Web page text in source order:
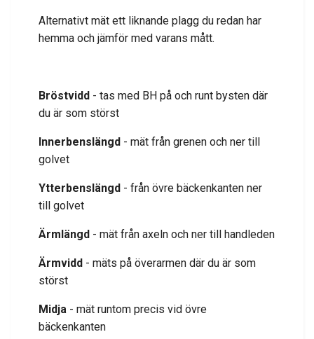
Alternativt mät ett liknande plagg du redan har
hemma och jämför med varans mått.
Bröstvidd - tas med BH på och runt bysten där
du är som störst
Innerbenslängd - mät från grenen och ner till
golvet
Ytterbenslängd - från övre bäckenkanten ner
till golvet
Ärmlängd - mät från axeln och ner till handleden
Ärmvidd - mäts på överarmen där du är som
störst
Midja - mät runtom precis vid övre
bäckenkanten